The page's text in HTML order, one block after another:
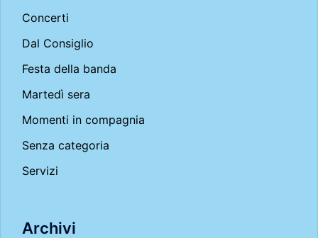
Concerti
Dal Consiglio
Festa della banda
Martedì sera
Momenti in compagnia
Senza categoria
Servizi
Archivi